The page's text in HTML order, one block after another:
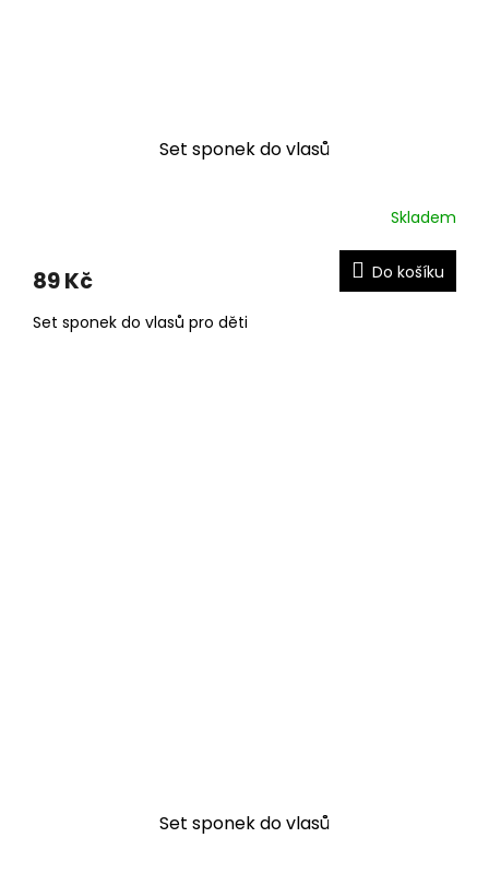
Set sponek do vlasů
Skladem
89 Kč Do košíku
Set sponek do vlasů pro děti
Set sponek do vlasů